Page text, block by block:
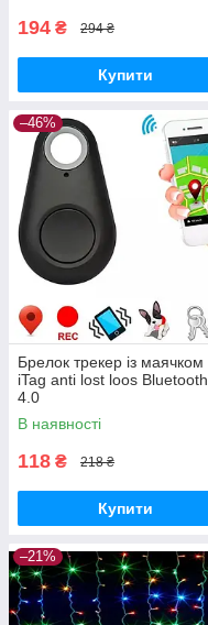
194 ₴ 294 ₴
Купити
–46%
Брелок трекер із маячком
iTag anti lost loos Bluetooth
4.0
В наявності
118 ₴ 218 ₴
Купити
–21%